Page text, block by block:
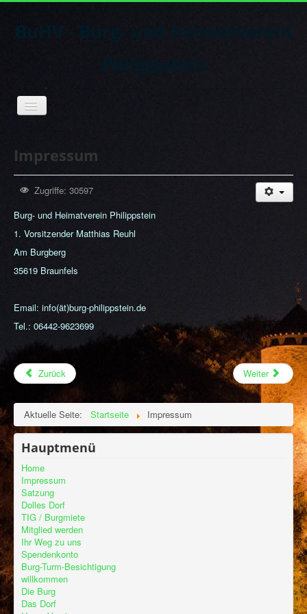
BuHV - Burg- und Heimatverein
Philippstein
Toggle
Navigation
Impressum
Zugriffe: 30597
Burg- und Heimatverein Philippstein
1. Vorsitzender Matthias Reuhl
Am Burgberg
35619 Braunfels
Email: info(ät)burg-philippstein.de
Tel.: 06442-9623699
Zurück Weiter
Aktuelle Seite: Startseite Impressum
Hauptmenü
Home
Impressum
Satzung
Dolles Dorf
TIG / Burgmiete
Mitglied werden
Ihr Weg zu uns
Spendenkonto
Burg-Turm-Besichtigung
willkommen
Die Burg
Das Dorf